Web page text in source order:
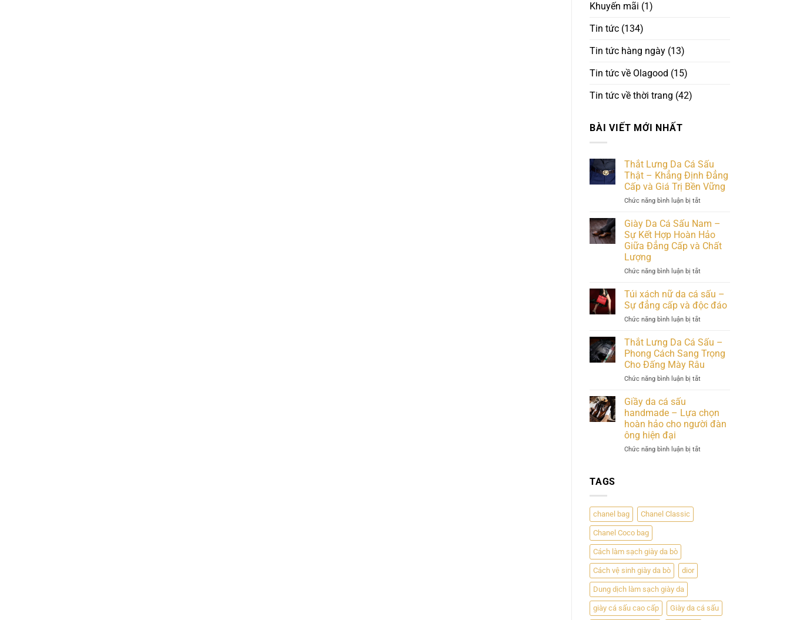
Khuyến mãi (1)
Tin tức (134)
Tin tức hàng ngày (13)
Tin tức về Olagood (15)
Tin tức về thời trang (42)
BÀI VIẾT MỚI NHẤT
Thắt Lưng Da Cá Sấu
Thật – Khẳng Định Đẳng
Cấp và Giá Trị Bền Vững
Chức năng bình luận bị tắtở
Lưng
Da
Cá
Sấu
–
Định
Đẳng
Cấp
và
Trị
Bền
Vững
Giày Da Cá Sấu Nam –
Sự Kết Hợp Hoàn Hảo
Giữa Đẳng Cấp và Chất
Lượng
Chức năng bình luận bị tắtở
Da
Cá
Sấu
Nam
Sự
Kết
Hợp
Hoàn
Hảo
Cấp
và
Túi xách nữ da cá sấu –
Sự đẳng cấp và độc đáo
Chức năng bình luận bị tắtở
xách
nữ
da
cá
sấu
đẳng
cấp
và
đáo
Thắt Lưng Da Cá Sấu –
Phong Cách Sang Trọng
Cho Đấng Mày Râu
Chức năng bình luận bị tắtở
Da
Cá
Sấu
Phong
Giầy da cá sấu
handmade – Lựa chọn
hoàn hảo cho người đàn
ông hiện đại
Chức năng bình luận bị tắtở
đại
TAGS
chanel bag Chanel Classic
Chanel Coco bag
Cách làm sạch giày da bò
Cách vệ sinh giày da bò dior
Dung dịch làm sạch giày da
giày cá sấu cao cấp Giày da cá sấu